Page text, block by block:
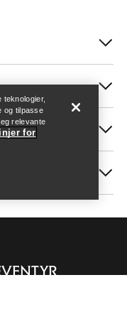
Help
teknologier,
og tilpasse
relevante
for